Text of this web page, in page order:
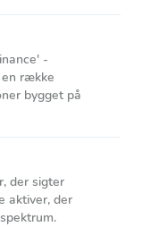
-
række
bygget på
der sigter
aktiver, der